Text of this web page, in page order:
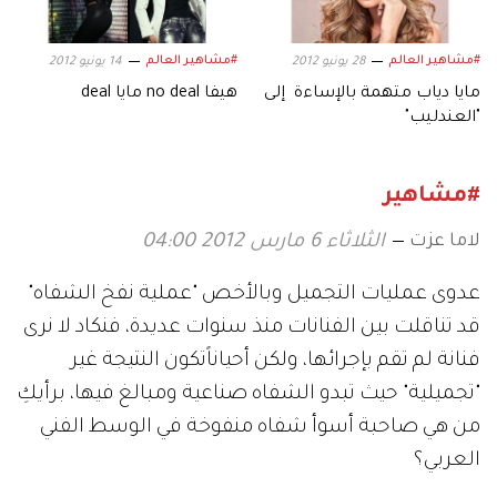
#مشاهير العالم 28 يونيو 2012
مايا دياب متهمة بالإساءة إلى
"العندليب"
#مشاهير العالم 14 يونيو 2012
هيفا no deal مايا deal
#مشاهير
لاما عزت الثلاثاء 6 مارس 2012 04:00
عدوى عمليات التجميل وبالأخص "عملية نفخ الشفاه"
قد تناقلت بين الفنانات منذ سنوات عديدة، فنكاد لا نرى
فنانة لم تقم بإجرائها، ولكن أحياناًتكون النتيجة غير
"تجميلية" حيث تبدو الشفاه صناعية ومبالغ فيها، برأيكِ
من هي صاحبة أسوأ شفاه منفوخة في الوسط الفني
العربي؟